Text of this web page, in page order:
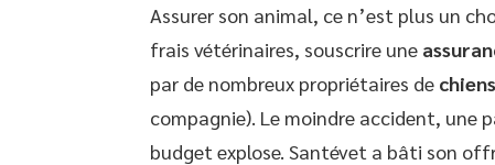
Assurer son animal, ce n’est plus un
frais vétérinaires, souscrire une
par de nombreux propriétaires de
compagnie). Le moindre accident, une
budget explose. Santévet a bâti son